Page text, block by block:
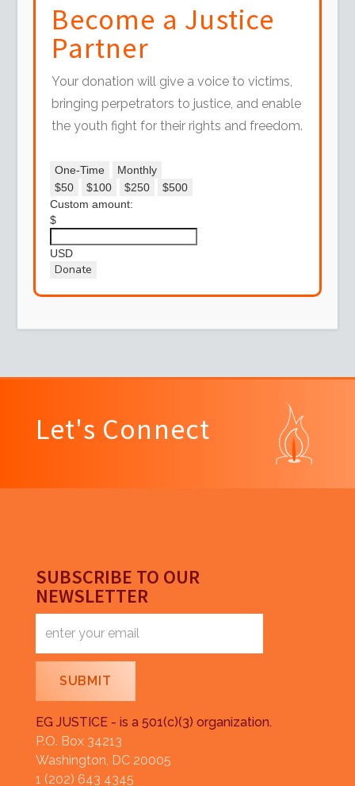
Become a Justice
Partner
Your donation will give a voice to victims,
bringing perpetrators to justice, and enable
the youth fight for their rights and freedom.
One-Time
Monthly
$50
$100 $250
$500
Custom amount:
$
USD
Donate
Let's Connect
SUBSCRIBE TO OUR
NEWSLETTER
EG JUSTICE - is a 501(c)(3) organization.
P.O. Box 34213
Washington, DC 20005
1 (202) 643 4345